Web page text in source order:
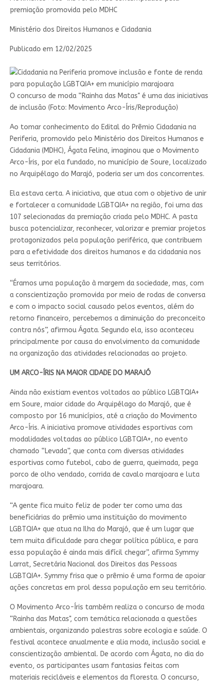
premiação promovida pelo MDHC
Ministério dos Direitos Humanos e Cidadania
Publicado em 12/02/2025
O concurso de moda “Rainha das Matas" é uma das iniciativas
de inclusão (Foto: Movimento Arco-Íris/Reprodução)
Ao tomar conhecimento do Edital do Prêmio Cidadania na
Periferia, promovido pelo Ministério dos Direitos Humanos e
Cidadania (MDHC), Ágata Felina, imaginou que o Movimento
Arco-Íris, por ela fundado, no município de Soure, localizado
no Arquipélago do Marajó, poderia ser um dos concorrentes.
Ela estava certa. A iniciativa, que atua com o objetivo de unir
e fortalecer a comunidade LGBTQIA+ na região, foi uma das
107 selecionadas da premiação criada pelo MDHC. A pasta
busca potencializar, reconhecer, valorizar e premiar projetos
protagonizados pela população periférica, que contribuem
para a efetividade dos direitos humanos e da cidadania nos
seus territórios.
“Éramos uma população à margem da sociedade, mas, com
a conscientização promovida por meio de rodas de conversa
e com o impacto social causado pelos eventos, além do
retorno financeiro, percebemos a diminuição do preconceito
contra nós”, afirmou Ágata. Segundo ela, isso aconteceu
principalmente por causa do envolvimento da comunidade
na organização das atividades relacionadas ao projeto.
UM ARCO-ÍRIS NA MAIOR CIDADE DO MARAJÓ
Ainda não existiam eventos voltados ao público LGBTQIA+
em Soure, maior cidade do Arquipélago do Marajó, que é
composto por 16 municípios, até a criação do Movimento
Arco-Íris. A iniciativa promove atividades esportivas com
modalidades voltadas ao público LGBTQIA+, no evento
chamado “Levada”, que conta com diversas atividades
esportivas como futebol, cabo de guerra, queimada, pega
porco de olho vendado, corrida de cavalo marajoara e luta
marajoara.
“A gente fica muito feliz de poder ter como uma das
beneficiárias do prêmio uma instituição do movimento
LGBTQIA+ que atua na Ilha do Marajó, que é um lugar que
tem muita dificuldade para chegar política pública, e para
essa população é ainda mais difícil chegar”, afirma Symmy
Larrat, Secretária Nacional dos Direitos das Pessoas
LGBTQIA+. Symmy frisa que o prêmio é uma forma de apoiar
ações concretas em prol dessa população em seu território.
O Movimento Arco-Íris também realiza o concurso de moda
“Rainha das Matas", com temática relacionada a questões
ambientais, organizando palestras sobre ecologia e saúde. O
festival acontece anualmente e alia moda, inclusão social e
conscientização ambiental. De acordo com Ágata, no dia do
evento, os participantes usam fantasias feitas com
materiais recicláveis e elementos da floresta. O concurso,